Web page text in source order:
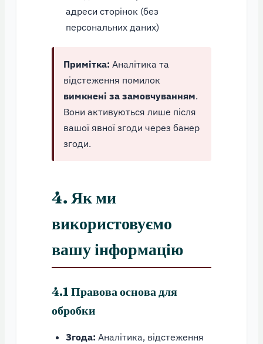
адреси сторінок (без
персональних даних)
Примітка: Аналітика та
відстеження помилок
вимкнені за замовчуванням.
Вони активуються лише після
вашої явної згоди через банер
згоди.
4. Як ми
використовуємо
вашу інформацію
4.1 Правова основа для
обробки
Згода: Аналітика, відстеження